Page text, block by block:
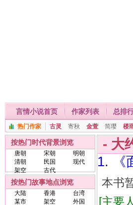
言情小说首页 作家列表 总排
热门作家 古灵 寄秋 金萱 简璎 楼
按热门时代背景浏览
唐朝 宋朝
明朝
清朝
民国
现代
架空
古代
按热门故事地点浏览
大陆 香港
台湾
某市
架空
外国
- 大
1. 《
本书
[主要